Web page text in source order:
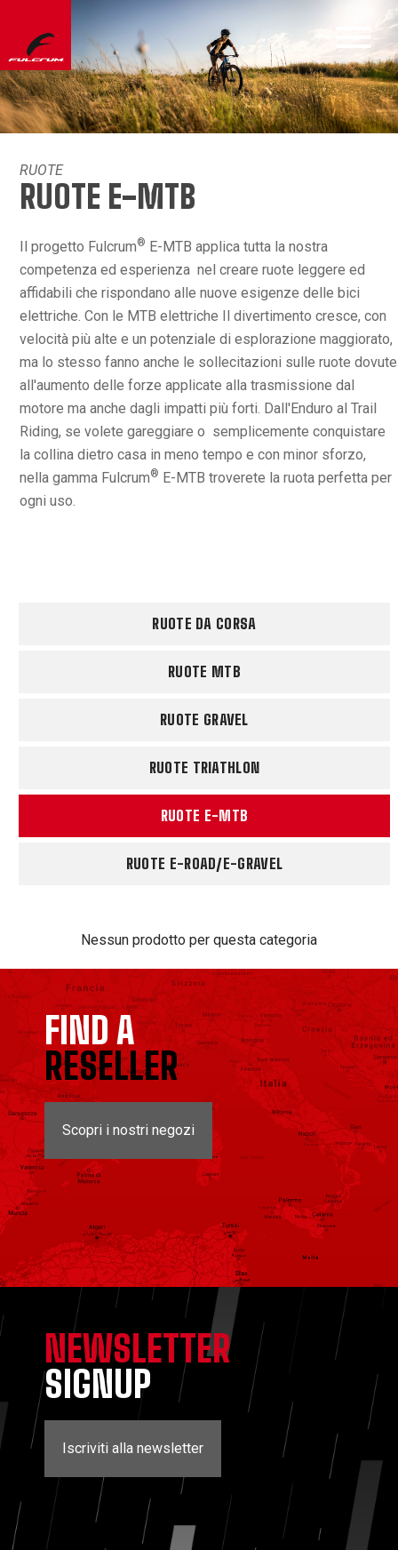
RUOTE
RUOTE E-MTB
Il progetto Fulcrum® E-MTB applica tutta la nostra
competenza ed esperienza nel creare ruote leggere ed
affidabili che rispondano alle nuove esigenze delle bici
elettriche. Con le MTB elettriche Il divertimento cresce, con
velocità più alte e un potenziale di esplorazione maggiorato,
ma lo stesso fanno anche le sollecitazioni sulle ruote dovute
all'aumento delle forze applicate alla trasmissione dal
motore ma anche dagli impatti più forti. Dall'Enduro al Trail
Riding, se volete gareggiare o semplicemente conquistare
la collina dietro casa in meno tempo e con minor sforzo,
nella gamma Fulcrum® E-MTB troverete la ruota perfetta per
ogni uso.
RUOTE DA CORSA
RUOTE MTB
RUOTE GRAVEL
RUOTE TRIATHLON
RUOTE E-MTB
RUOTE E-ROAD/E-GRAVEL
Nessun prodotto per questa categoria
FIND A
RESELLER
Scopri i nostri negozi
NEWSLETTER
SIGNUP
Iscriviti alla newsletter